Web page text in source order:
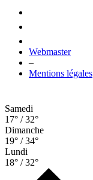
Webmaster
–
Mentions légales
Samedi
17° / 32°
Dimanche
19° / 34°
Lundi
18° / 32°